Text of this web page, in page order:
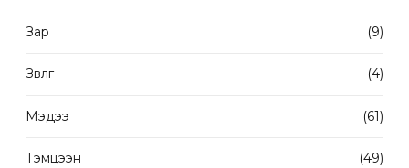
Зар (9)
Зөвлөгөө (4)
Мэдээ (61)
Тэмцээн (49)